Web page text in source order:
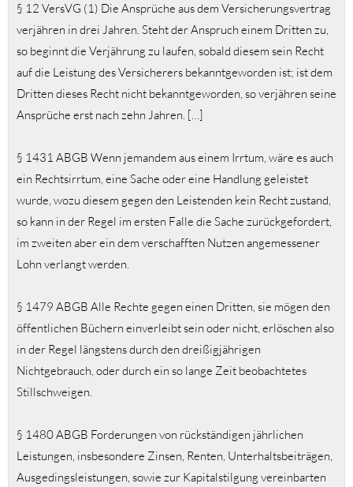
§ 12 VersVG (1) Die Ansprüche aus dem Versicherungsvertrag
verjähren in drei Jahren. Steht der Anspruch einem Dritten zu,
so beginnt die Verjährung zu laufen, sobald diesem sein Recht
auf die Leistung des Versicherers bekanntgeworden ist; ist dem
Dritten dieses Recht nicht bekanntgeworden, so verjähren seine
Ansprüche erst nach zehn Jahren. […]
§ 1431 ABGB Wenn jemandem aus einem Irrtum, wäre es auch
ein Rechtsirrtum, eine Sache oder eine Handlung geleistet
wurde, wozu diesem gegen den Leistenden kein Recht zustand,
so kann in der Regel im ersten Falle die Sache zurückgefordert,
im zweiten aber ein dem verschafften Nutzen angemessener
Lohn verlangt werden.
§ 1479 ABGB Alle Rechte gegen einen Dritten, sie mögen den
öffentlichen Büchern einverleibt sein oder nicht, erlöschen also
in der Regel längstens durch den dreißigjährigen
Nichtgebrauch, oder durch ein so lange Zeit beobachtetes
Stillschweigen.
§ 1480 ABGB Forderungen von rückständigen jährlichen
Leistungen, insbesondere Zinsen, Renten, Unterhaltsbeiträgen,
Ausgedingsleistungen, sowie zur Kapitalstilgung vereinbarten